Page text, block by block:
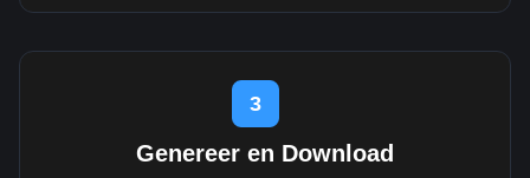
3
Genereer en Download